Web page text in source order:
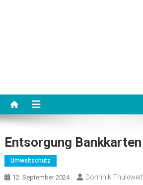
Entsorgung Bankkarten
Umweltschutz
12. September 2024 Dominik Thuleweit